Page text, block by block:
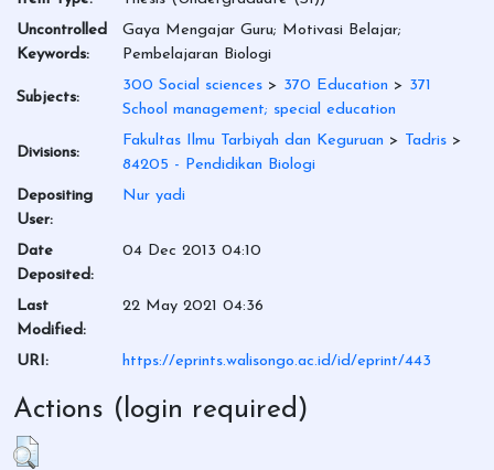
Uncontrolled
Keywords:
Gaya Mengajar Guru; Motivasi Belajar;
Pembelajaran Biologi
Subjects:
300 Social sciences > 370 Education > 371
School management; special education
Divisions:
Fakultas Ilmu Tarbiyah dan Keguruan > Tadris >
84205 - Pendidikan Biologi
Depositing
User:
Nur yadi
Date
Deposited:
04 Dec 2013 04:10
Last
Modified:
22 May 2021 04:36
URI: https://eprints.walisongo.ac.id/id/eprint/443
Actions (login required)